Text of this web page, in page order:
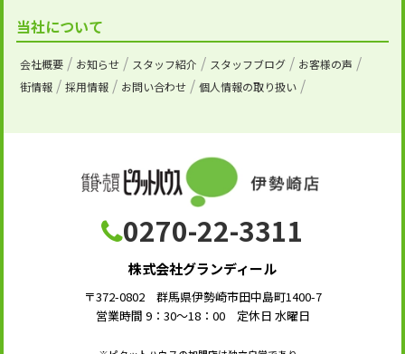
当社について
会社概要 お知らせ スタッフ紹介 スタッフブログ
お客様の声
街情報
採用情報 お問い合わせ 個人情報の取り扱い
0270-22-3311
株式会社グランディール
〒372-0802 群馬県伊勢崎市田中島町1400-7
営業時間 9：30～18：00 定休日 水曜日